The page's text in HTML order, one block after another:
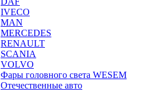
IVECO
MAN
MERCEDES
RENAULT
SCANIA
VOLVO
Фары головного света WESEM
Отечественные авто